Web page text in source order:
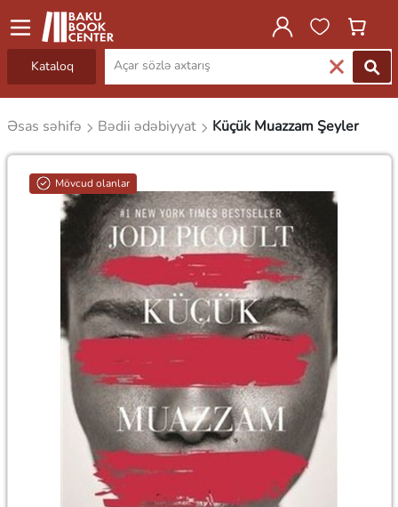
Kataloq
Əsas səhifə Bədii ədəbiyyat Küçük Muazzam Şeyler
Mövcud olanlar